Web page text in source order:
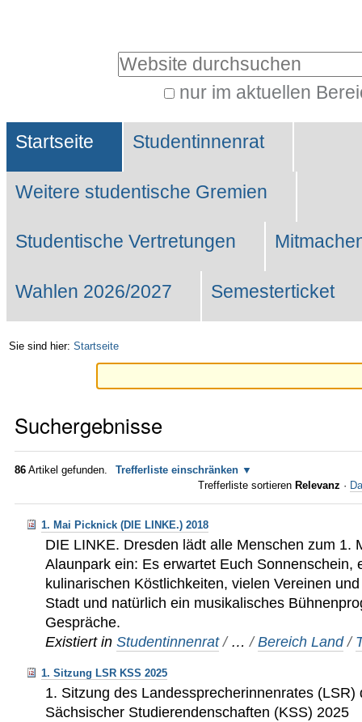
Website durchsuchen
nur im aktuellen
Suche…
Sektionen
Startseite Studentinnenrat
Weitere studentische Gremien
Studentische Vertretungen
Wahlen 2026/2027 Semesterticket
Sie sind hier: Startseite
Suchergebnisse
86 Artikel gefunden.
Trefferliste einschränken
Trefferliste sortieren Relevanz ·
1. Mai Picknick (DIE LINKE.) 2018
DIE LINKE. Dresden lädt alle Menschen zum 1.
Alaunpark ein: Es erwartet Euch Sonnenschein,
kulinarischen Köstlichkeiten, vielen Vereinen
Stadt und natürlich ein musikalisches
Gespräche.
Existiert in Studentinnenrat / …/Bereich Land /
1. Sitzung LSR KSS 2025
1. Sitzung des Landessprecherinnenrates (LSR)
Sächsischer Studierendenschaften (KSS) 2025